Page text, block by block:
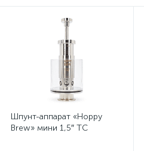
Шпунт-аппарат «Hoppy
Brew» мини 1,5″ TC